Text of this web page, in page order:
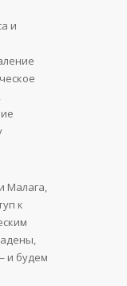
и
Малага,
к
и будем